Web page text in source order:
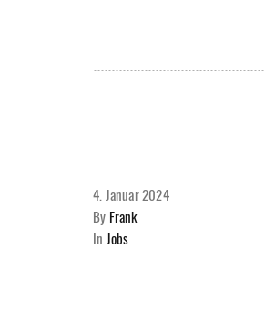
4. Januar 2024
By Frank
In Jobs